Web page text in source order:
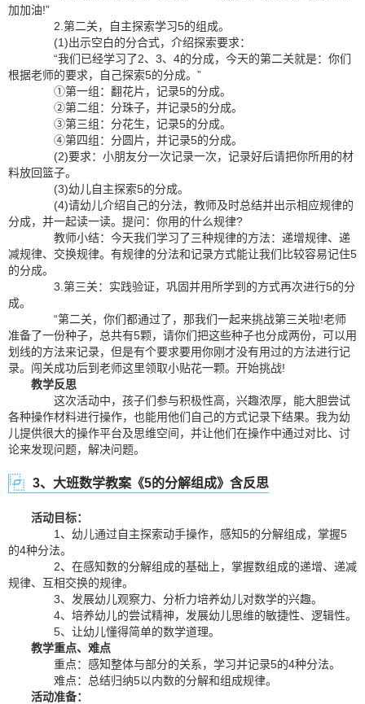
加加油!”
2.第二关，自主探索学习5的组成。
(1)出示空白的分合式，介绍探索要求：
“我们已经学习了2、3、4的分成，今天的第二关就是：你们
根据老师的要求，自己探索5的分成。”
①第一组：翻花片，记录5的分成。
②第二组：分珠子，并记录5的分成。
③第三组：分花生，记录5的分成。
④第四组：分圆片，并记录5的分成。
(2)要求：小朋友分一次记录一次，记录好后请把你所用的材
料放回篮子。
(3)幼儿自主探索5的分成。
(4)请幼儿介绍自己的分法，教师及时总结并出示相应规律的
分成，并一起读一读。提问：你用的什么规律?
教师小结：今天我们学习了三种规律的方法：递增规律、递
减规律、交换规律。有规律的分法和记录方式能让我们比较容易记住5
的分成。
3.第三关：实践验证，巩固并用所学到的方式再次进行5的分
成。
“第二关，你们都通过了，那我们一起来挑战第三关啦!老师
准备了一份种子，总共有5颗，请你们把这些种子也分成两份，可以用
划线的方法来记录，但是有个要求要用你刚才没有用过的方法进行记
录。闯关成功后到老师这里领取小贴花一颗。开始挑战!
教学反思
这次活动中，孩子们参与积极性高，兴趣浓厚，能大胆尝试
各种操作材料进行操作，也能用他们自己的方式记录下结果。我为幼
儿提供很大的操作平台及思维空间，并让他们在操作中通过对比、讨
论来发现问题，解决问题。
3、大班数学教案《5的分解组成》含反思
活动目标：
1、幼儿通过自主探索动手操作，感知5的分解组成，掌握5
的4种分法。
2、在感知数的分解组成的基础上，掌握数组成的递增、递减
规律、互相交换的规律。
3、发展幼儿观察力、分析力培养幼儿对数学的兴趣。
4、培养幼儿的尝试精神，发展幼儿思维的敏捷性、逻辑性。
5、让幼儿懂得简单的数学道理。
教学重点、难点
重点：感知整体与部分的关系，学习并记录5的4种分法。
难点：总结归纳5以内数的分解和组成规律。
活动准备：